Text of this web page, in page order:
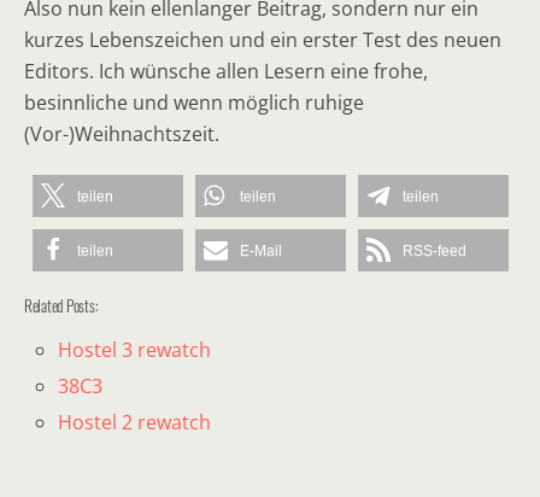
Also nun kein ellenlanger Beitrag, sondern nur ein
kurzes Lebenszeichen und ein erster Test des neuen
Editors. Ich wünsche allen Lesern eine frohe,
besinnliche und wenn möglich ruhige
(Vor-)Weihnachtszeit.
teilen teilen teilen
teilen E-Mail RSS-feed
Related Posts:
Hostel 3 rewatch
38C3
Hostel 2 rewatch